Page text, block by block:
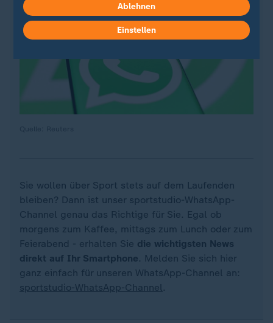
Sie wollen über Sport stets auf dem Laufenden
bleiben? Dann ist unser sportstudio-WhatsApp-
Channel genau das Richtige für Sie. Egal ob
morgens zum Kaffee, mittags zum Lunch oder zum
Feierabend - erhalten Sie die wichtigsten News
direkt auf Ihr Smartphone. Melden Sie sich hier
ganz einfach für unseren WhatsApp-Channel an:
sportstudio-WhatsApp-Channel.
Ablehnen
Einstellen